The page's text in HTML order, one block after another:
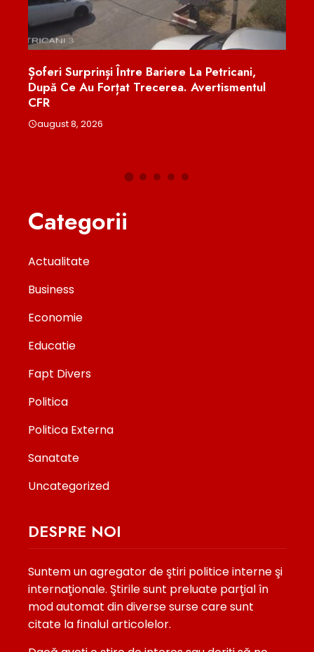
Șoferi Surprinși Între Bariere La Petricani,
După Ce Au Forțat Trecerea. Avertismentul
CFR
august 8, 2026
Categorii
Actualitate
Business
Economie
Educatie
Fapt Divers
Politica
Politica Externa
Sanatate
Uncategorized
DESPRE NOI
Suntem un agregator de ştiri politice interne şi
internaţionale. Ştirile sunt preluate parţial în
mod automat din diverse surse care sunt
citate la finalul articolelor.